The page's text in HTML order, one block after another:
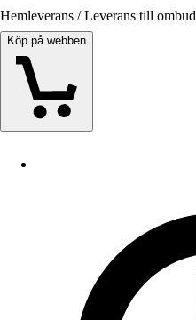
Hemleverans / Leverans till ombud
Köp på webben